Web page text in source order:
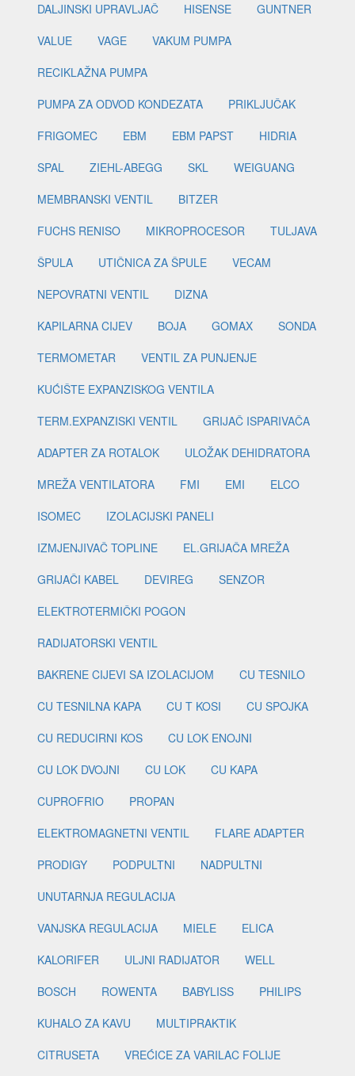
DALJINSKI UPRAVLJAČ HISENSE
GUNTNER
VALUE
VAGE
VAKUM PUMPA
RECIKLAŽNA PUMPA
PUMPA ZA ODVOD KONDEZATA
PRIKLJUČAK
FRIGOMEC
EBM EBM PAPST
HIDRIA
SPAL
ZIEHL-ABEGG SKL
WEIGUANG
MEMBRANSKI VENTIL
BITZER
FUCHS RENISO
MIKROPROCESOR
TULJAVA
ŠPULA
UTIČNICA ZA ŠPULE
VECAM
NEPOVRATNI VENTIL
DIZNA
KAPILARNA CIJEV
BOJA GOMAX
SONDA
TERMOMETAR
VENTIL ZA PUNJENJE
KUĆIŠTE EXPANZISKOG VENTILA
TERM.EXPANZISKI VENTIL
GRIJAČ ISPARIVAČA
ADAPTER ZA ROTALOK
ULOŽAK DEHIDRATORA
MREŽA VENTILATORA
FMI EMI
ELCO
ISOMEC
IZOLACIJSKI PANELI
IZMJENJIVAČ TOPLINE
EL.GRIJAČA MREŽA
GRIJAČI KABEL
DEVIREG
SENZOR
ELEKTROTERMIČKI POGON
RADIJATORSKI VENTIL
BAKRENE CIJEVI SA IZOLACIJOM
CU TESNILO
CU TESNILNA KAPA
CU T KOSI
CU SPOJKA
CU REDUCIRNI KOS
CU LOK ENOJNI
CU LOK DVOJNI
CU LOK
CU KAPA
CUPROFRIO
PROPAN
ELEKTROMAGNETNI VENTIL
FLARE ADAPTER
PRODIGY
PODPULTNI
NADPULTNI
UNUTARNJA REGULACIJA
VANJSKA REGULACIJA
MIELE
ELICA
KALORIFER
ULJNI RADIJATOR
WELL
BOSCH
ROWENTA BABYLISS
PHILIPS
KUHALO ZA KAVU
MULTIPRAKTIK
CITRUSETA
VREĆICE ZA VARILAC FOLIJE